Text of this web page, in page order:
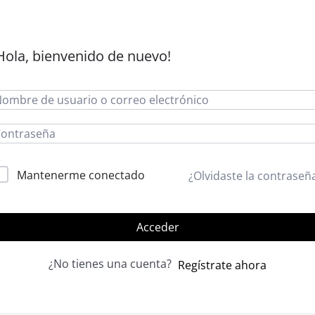
bienvenido de nuevo!
Mantenerme conectado ¿Olvidaste la
Acceder
¿No tienes una cuenta? Regístrate ahora